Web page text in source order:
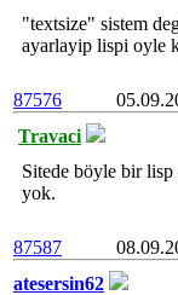
"textsize" sistem
ayarlayip lispi oyle
87576
Travaci
Sitede böyle bir
yok.
87587
atesersin62